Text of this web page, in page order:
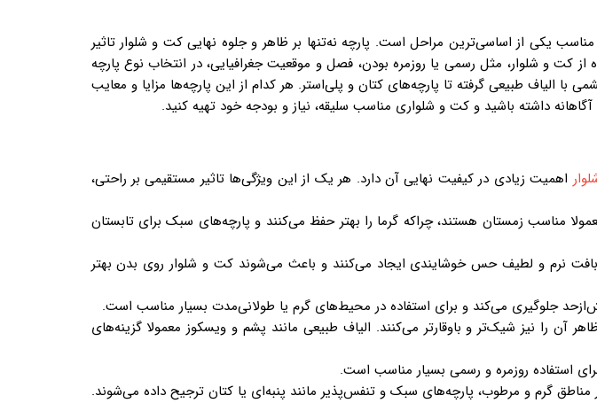
مناسب یکی از اساسی‌ترین مراحل است. پارچه نه‌تنها بر ظاهر و جلوه نهایی کت و شلوار تاثیر
کت و شلوار، مثل رسمی یا روزمره بودن، فصل و موقعیت جغرافیایی، در انتخاب نوع پارچه
با الیاف طبیعی گرفته تا پارچه‌های کتان و پلی‌استر. هر کدام از این پارچه‌ها مزایا و معایب
داشته باشید و کت و شلواری مناسب سلیقه، نیاز و بودجه خود تهیه کنید.
اهمیت زیادی در کیفیت نهایی آن دارد. هر یک از این ویژگی‌ها تاثیر مستقیمی بر راحتی،
مناسب زمستان هستند، چراکه گرما را بهتر حفظ می‌کنند و پارچه‌های سبک برای تابستان
نرم و لطیف حس خوشایندی ایجاد می‌کنند و باعث می‌شوند کت و شلوار روی بدن بهتر
جلوگیری می‌کند و برای استفاده در محیط‌های گرم یا طولانی‌مدت بسیار مناسب است.
آن را نیز شیک‌تر و باوقارتر می‌کنند. الیاف طبیعی مانند پشم و ویسکوز معمولا گزینه‌های
استفاده روزمره و رسمی بسیار مناسب است.
گرم و مرطوب، پارچه‌های سبک و تنفس‌پذیر مانند پنبه‌ای یا کتان ترجیح داده می‌شوند.